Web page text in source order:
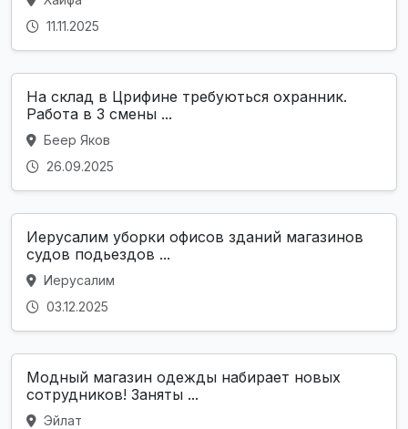
11.11.2025
На склад в Црифине требуються охранник.
Работа в 3 смены ...
Беер Яков
26.09.2025
Иерусалим уборки офисов зданий магазинов
судов подьездов ...
Иерусалим
03.12.2025
Модный магазин одежды набирает новых
сотрудников! Заняты ...
Эйлат